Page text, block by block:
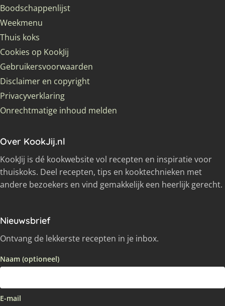
Boodschappenlijst
Weekmenu
Thuis koks
Cookies op KookJij
Gebruikersvoorwaarden
Disclaimer en copyright
Privacyverklaring
Onrechtmatige inhoud melden
Over KookJij.nl
KookJij is dé kookwebsite vol recepten en inspiratie voor
thuiskoks. Deel recepten, tips en kooktechnieken met
andere bezoekers en vind gemakkelijk een heerlijk gerecht.
Nieuwsbrief
Ontvang de lekkerste recepten in je inbox.
Naam (optioneel)
E-mail